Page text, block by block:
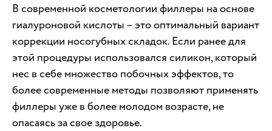
В современной косметологии филлеры на основе
гиалуроновой кислоты – это оптимальный вариант
коррекции носогубных складок. Если ранее для
этой процедуры использовался силикон, который
нес в себе множество побочных эффектов, то
более современные методы позволяют применять
филлеры уже в более молодом возрасте, не
опасаясь за свое здоровье.